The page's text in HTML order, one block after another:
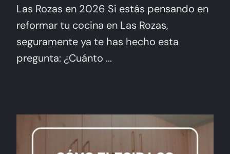
Las Rozas en 2026 Si estás pensando en
reformar tu cocina en Las Rozas,
seguramente ya te has hecho esta
pregunta: ¿Cuánto ...